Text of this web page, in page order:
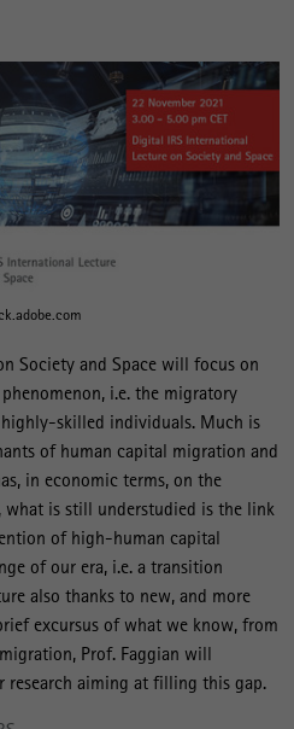
Society and Space will focus on
i.e. the migratory
skilled individuals. Much is
of human capital migration and
in economic terms, on the
what is still understudied is the link
of high-human capital
of our era, i.e. a transition
also thanks to new, and more
excursus of what we know, from
Prof. Faggian will
aiming at filling this gap.